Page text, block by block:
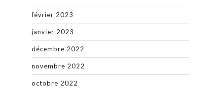
février 2023
janvier 2023
décembre 2022
novembre 2022
octobre 2022